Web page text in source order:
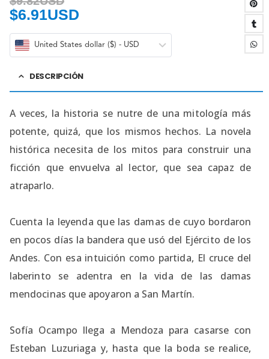
$6.91USD
United States dollar ($) - USD
DESCRIPCIÓN
A veces, la historia se nutre de una mitología más
potente, quizá, que los mismos hechos. La novela
histórica necesita de los mitos para construir una
ficción que envuelva al lector, que sea capaz de
atraparlo.
Cuenta la leyenda que las damas de cuyo bordaron
en pocos días la bandera que usó del Ejército de los
Andes. Con esa intuición como partida, El cruce del
laberinto se adentra en la vida de las damas
mendocinas que apoyaron a San Martín.
Sofía Ocampo llega a Mendoza para casarse con
Esteban Luzuriaga y, hasta que la boda se realice,